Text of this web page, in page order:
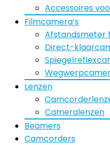
Accessoires
Filmcamera’s
Afstandsmeter
Direct-
Lenzen
Cameralenzen
Beamers
Camcorders